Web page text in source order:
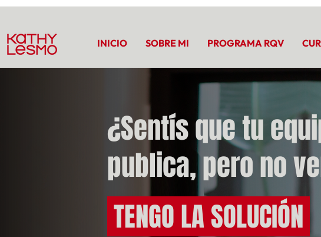
INICIO SOBRE MI PROGRAMA RQV
¿Sentís que tu
publica, pero no
TENGO LA SOLUCIÓN